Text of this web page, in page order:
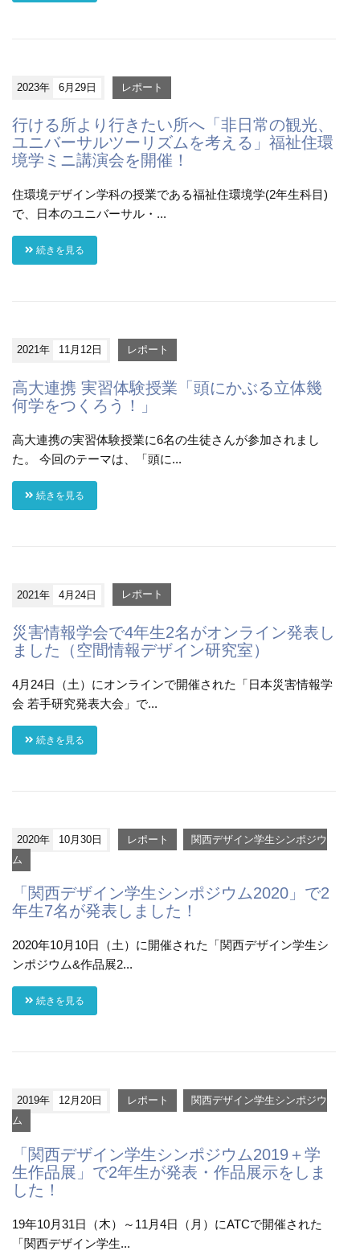
2023年 6月29日 レポート
行ける所より行きたい所へ「非日常の観光、
ユニバーサルツーリズムを考える」福祉住環
境学ミニ講演会を開催！
住環境デザイン学科の授業である福祉住環境学(2年生科目)
で、日本のユニバーサル・...
続きを見る
2021年 11月12日 レポート
高大連携 実習体験授業「頭にかぶる立体幾
何学をつくろう！」
高大連携の実習体験授業に6名の生徒さんが参加されまし
た。 今回のテーマは、「頭に...
続きを見る
2021年 4月24日 レポート
災害情報学会で4年生2名がオンライン発表し
ました（空間情報デザイン研究室）
4月24日（土）にオンラインで開催された「日本災害情報学
会 若手研究発表大会」で...
続きを見る
2020年 10月30日 レポート
関西デザイン学生シンポジウ
ム
「関西デザイン学生シンポジウム2020」で2
年生7名が発表しました！
2020年10月10日（土）に開催された「関西デザイン学生シ
ンポジウム&作品展2...
続きを見る
2019年 12月20日 レポート
関西デザイン学生シンポジウ
ム
「関西デザイン学生シンポジウム2019＋学
生作品展」で2年生が発表・作品展示をしま
した！
19年10月31日（木）～11月4日（月）にATCで開催された
「関西デザイン学生...